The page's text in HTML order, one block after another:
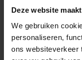
Deze website
We gebruiken
personaliseren,
ons websiteverkeer